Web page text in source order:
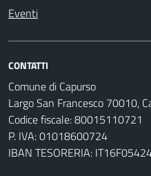
Eventi
CONTATTI
Comune di Capurso
Largo San Francesco 70010,
Codice fiscale: 80015110721
P. IVA: 01018600724
IBAN TESORERIA: